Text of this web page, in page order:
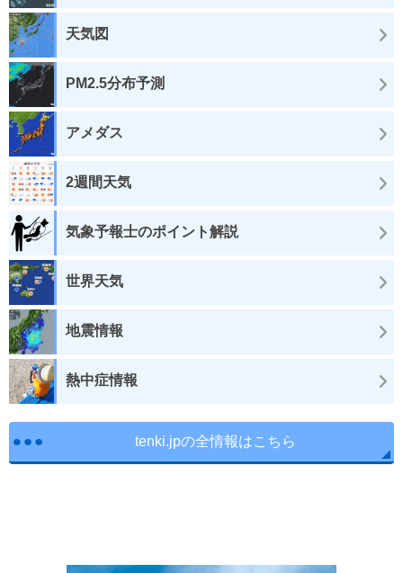
天気図
PM2.5分布予測
アメダス
2週間天気
気象予報士のポイント解説
世界天気
地震情報
熱中症情報
tenki.jpの全情報はこちら